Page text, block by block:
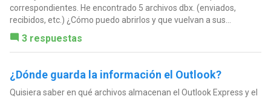
correspondientes. He encontrado 5 archivos dbx. (enviados,
recibidos, etc.) ¿Cómo puedo abrirlos y que vuelvan a sus...
3 respuestas
¿Dónde guarda la información el Outlook?
Quisiera saber en qué archivos almacenan el Outlook Express y el